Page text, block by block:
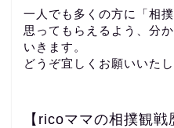
一人でも多くの方に「相
思ってもらえるよう、分
いきます。
どうぞ宜しくお願いいた
【ricoママの相撲観戦